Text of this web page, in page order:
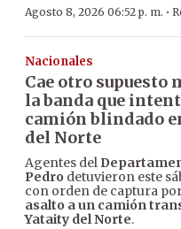
Agosto 8, 2026 06:52 p. m. ·
Nacionales
Cae otro supuesto
la banda que
camión blindado
del Norte
Agentes del
Pedro detuvieron este
con orden de captura
asalto a un camión
Yataity del Norte.